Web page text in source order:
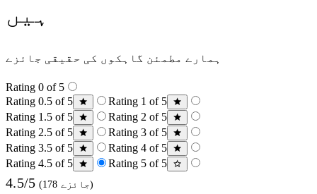
ہیں
ہمارے مطمئن گاہکوں کی حقیقی جائزے
Rating 0 of 5
Rating 0.5 of 5
Rating 1 of 5
Rating 1.5 of 5
Rating 2 of 5
Rating 2.5 of 5
Rating 3 of 5
Rating 3.5 of 5
Rating 4 of 5
Rating 4.5 of 5
Rating 5 of 5
4.5/5 (178 جائزے)